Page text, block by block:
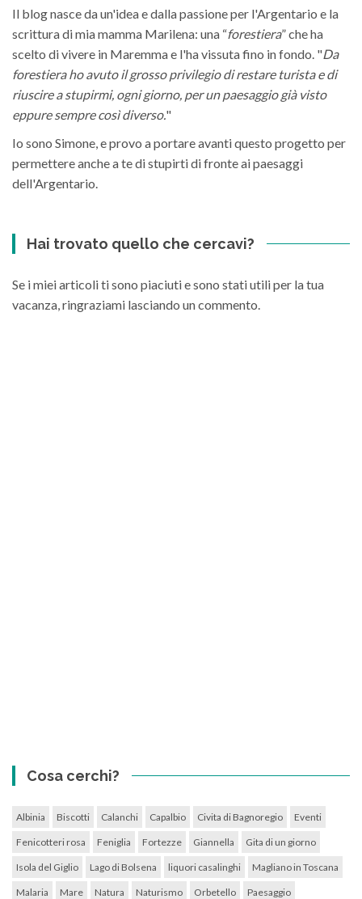
Il blog nasce da un'idea e dalla passione per l'Argentario e la
scrittura di mia mamma Marilena: una “forestiera” che ha
scelto di vivere in Maremma e l'ha vissuta fino in fondo. "Da
forestiera ho avuto il grosso privilegio di restare turista e di
riuscire a stupirmi, ogni giorno, per un paesaggio già visto
eppure sempre così diverso."
Io sono Simone, e provo a portare avanti questo progetto per
permettere anche a te di stupirti di fronte ai paesaggi
dell'Argentario.
Hai trovato quello che cercavi?
Se i miei articoli ti sono piaciuti e sono stati utili per la tua
vacanza, ringraziami lasciando un commento.
Cosa cerchi?
Albinia Biscotti Calanchi Capalbio Civita di Bagnoregio Eventi
Fenicotteri rosa Feniglia Fortezze Giannella Gita di un giorno
Isola del Giglio Lago di Bolsena liquori casalinghi Magliano in Toscana
Malaria Mare Natura Naturismo Orbetello Paesaggio